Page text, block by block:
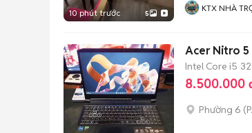
10 phút trước 5 KTX NHÀ
Acer Nitro 5
Intel Core i5
8.500.000
Phường 6 (